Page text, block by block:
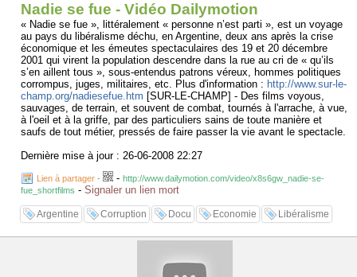
Nadie se fue - Vidéo Dailymotion
« Nadie se fue », littéralement « personne n’est parti », est un voyage
au pays du libéralisme déchu, en Argentine, deux ans après la crise
économique et les émeutes spectaculaires des 19 et 20 décembre
2001 qui virent la population descendre dans la rue au cri de « qu’ils
s’en aillent tous », sous-entendus patrons véreux, hommes politiques
corrompus, juges, militaires, etc. Plus d'information : http://www.sur-le-
champ.org/nadiesefue.htm [SUR-LE-CHAMP] - Des films voyous,
sauvages, de terrain, et souvent de combat, tournés à l'arrache, à vue,
à l'oeil et à la griffe, par des particuliers sains de toute manière et
saufs de tout métier, pressés de faire passer la vie avant le spectacle.
Dernière mise à jour : 26-06-2008 22:27
Lien à partager - - http://www.dailymotion.com/video/x8s6gw_nadie-se-
fue_shortfilms - Signaler un lien mort
Argentine Corruption Docu Economie Libéralisme